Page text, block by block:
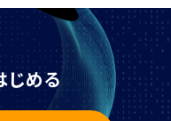
じめる